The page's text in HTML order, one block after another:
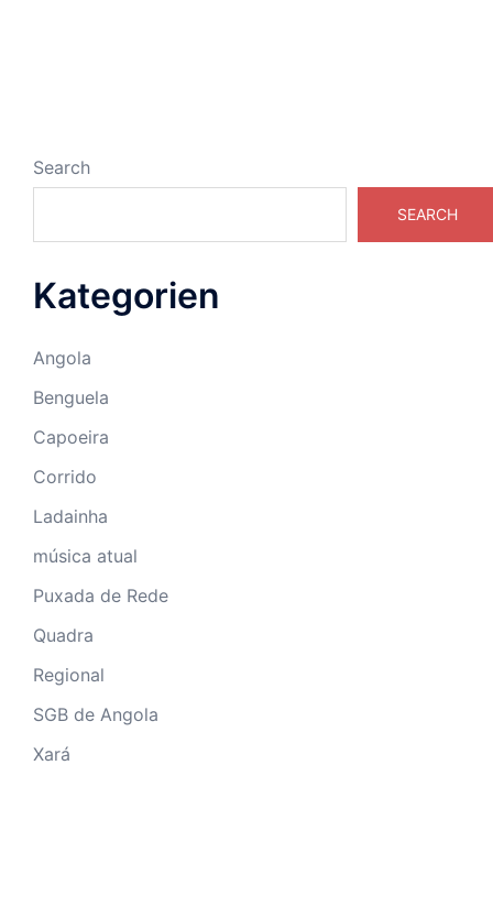
Search
SEARCH
Kategorien
Angola
Benguela
Capoeira
Corrido
Ladainha
música atual
Puxada de Rede
Quadra
Regional
SGB de Angola
Xará